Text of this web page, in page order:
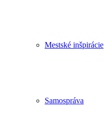
Mestské inšpirácie
Samospráva